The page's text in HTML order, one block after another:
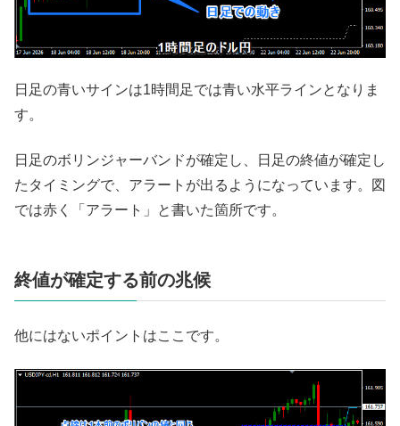
日足の青いサインは1時間足では青い水平ラインとなりま
す。
日足のボリンジャーバンドが確定し、日足の終値が確定し
たタイミングで、アラートが出るようになっています。図
では赤く「アラート」と書いた箇所です。
終値が確定する前の兆候
他にはないポイントはここです。